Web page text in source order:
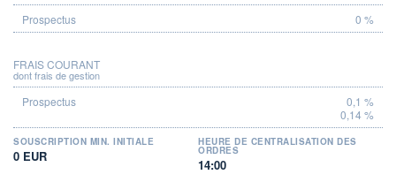
0 %
FRAIS COURANT
dont frais de gestion
0,1 %
0,14 %
SOUSCRIPTION MIN. INITIALE
0 EUR
HEURE DE CENTRALISATION DES
ORDRES
14:00